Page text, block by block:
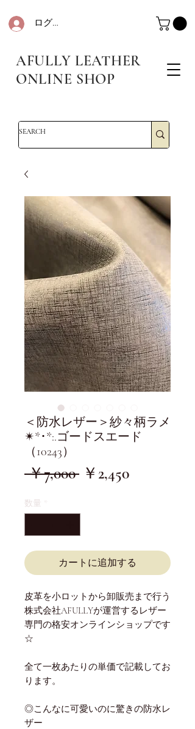
ログイン
AFULLY LEATHER
ONLINE SHOP
＜防水レザー＞紗々柄ラメ
✴︎*･*:.ゴードスエード
（10243）
￥7,000 通
価
格
￥2,450セ
格
数量
カートに追加する
皮革を小ロットから卸販売まで行う
株式会社AFULLYが運営するレザー
専門の格安オンラインショップです
☆
全て一枚あたりの単価で記載してお
ります。
◎こんなに可愛いのに驚きの防水レ
ザー